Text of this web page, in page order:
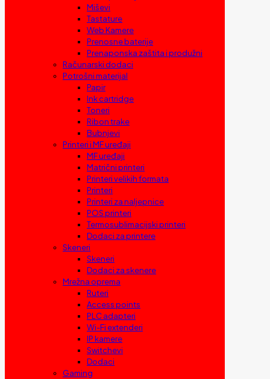
Miševi
Tastature
Web Kamere
Prenosne baterije
Prenaponska zaštita i produžni
Računarski dodaci
Potrošni materijal
Papir
Ink cartridge
Toneri
Ribon trake
Bubnjevi
Printeri i MF uređaji
MF uređaji
Matrični printeri
Printeri velikih formata
Printeri
Printeri za naljepnice
POS printeri
Termosublimacijski printeri
Dodaci za printere
Skeneri
Skeneri
Dodaci za skenere
Mrežna oprema
Ruteri
Access points
PLC adapteri
Wi-Fi extenderi
IP kamere
Switchevi
Dodaci
Gaming